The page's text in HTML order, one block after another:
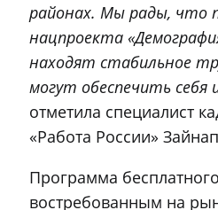
районах. Мы рады, что
нацпроекта
находят стабильное
могут обеспечить себя
отметила специалист
«Работа России»
Программа
востребованным на